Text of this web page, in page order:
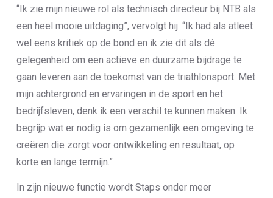
“Ik zie mijn nieuwe rol als technisch directeur bij NTB als
een heel mooie uitdaging”, vervolgt hij. “Ik had als atleet
wel eens kritiek op de bond en ik zie dit als dé
gelegenheid om een actieve en duurzame bijdrage te
gaan leveren aan de toekomst van de triathlonsport. Met
mijn achtergrond en ervaringen in de sport en het
bedrijfsleven, denk ik een verschil te kunnen maken. Ik
begrijp wat er nodig is om gezamenlijk een omgeving te
creëren die zorgt voor ontwikkeling en resultaat, op
korte en lange termijn.”
In zijn nieuwe functie wordt Staps onder meer